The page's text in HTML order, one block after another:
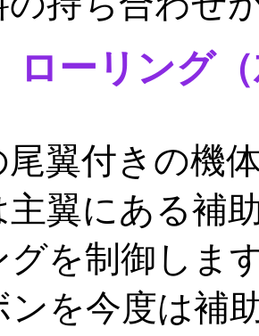
ーリング
翼付きの機
翼にある補
グを制御しま
ンを今度は補